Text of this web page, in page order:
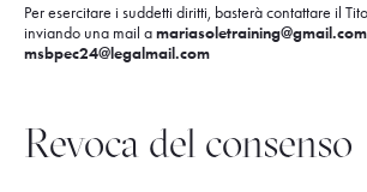
Per esercitare i suddetti diritti, basterà contattare il
inviando una mail amariasoletraining@gmail.com
msbpec24@legalmail.com
Revoca del consenso